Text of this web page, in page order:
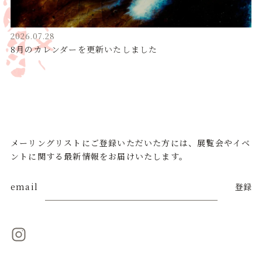
2026.07.28
8月のカレンダーを更新いたしました
メーリングリストにご登録いただいた方には、展覧会やイベ
ントに関する最新情報をお届けいたします。
email 登録